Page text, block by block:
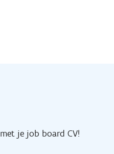
met je job board CV!